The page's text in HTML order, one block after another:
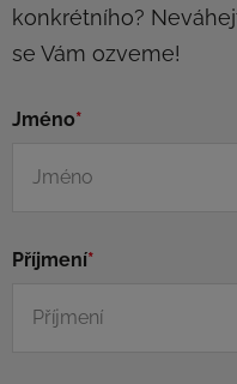
konkrétního?
se Vám ozveme!
Jméno*
Příjmení*